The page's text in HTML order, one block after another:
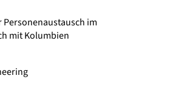
im
mit Kolumbien